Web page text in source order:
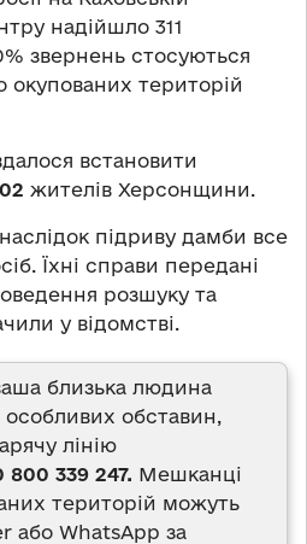
надійшло 311
звернень стосуються
окупованих територій
встановити
жителів Херсонщини.
підриву дамби все
Їхні справи передані
розшуку та
у відомстві.
близька людина
особливих обставин,
лінію
800 339 247. Мешканці
територій можуть
або WhatsApp за